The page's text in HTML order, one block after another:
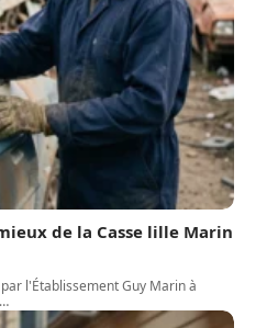
de la Casse lille Marin
l'Établissement Guy Marin à
…